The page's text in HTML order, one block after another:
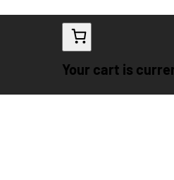
Your cart is